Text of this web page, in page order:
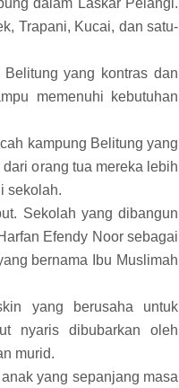
dalam Laskar Pelangi.
Trapani, Kucai, dan satu-
yang kontras dan
memenuhi kebutuhan
kampung Belitung yang
orang tua mereka lebih
sekolah.
Sekolah yang dibangun
Efendy Noor sebagai
bernama Ibu Muslimah
yang berusaha untuk
nyaris dibubarkan oleh
murid.
yang sepanjang masa